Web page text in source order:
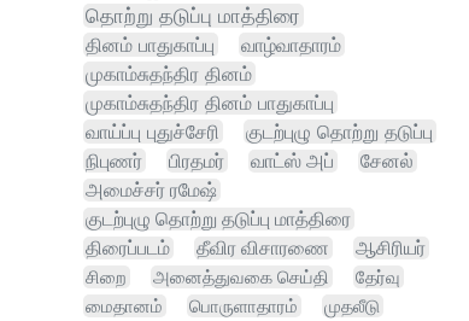
தொற்று தடுப்பு மாத்திரை
தினம் பாதுகாப்பு
வாழ்வாதாரம்
முகாம்சுதந்திர தினம்
முகாம்சுதந்திர தினம் பாதுகாப்பு
வாய்ப்பு புதுச்சேரி
குடற்புழு தொற்று தடுப்பு
நிபுணர்
பிரதமர் வாட்ஸ் அப்
சேனல்
அமைச்சர் ரமேஷ்
குடற்புழு தொற்று தடுப்பு மாத்திரை
திரைப்படம்
தீவிர விசாரணை
ஆசிரியர்
சிறை
அனைத்துவகை செய்தி
தேர்வு
மைதானம்
பொருளாதாரம் முதலீடு